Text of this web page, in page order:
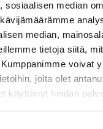
sosiaalisen median
median,
tietoja siitä,
voivat
joita olet
käyttänyt heidän
työntekijä